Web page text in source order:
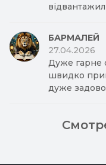
БАРМАЛЕЙ
27.04.2026
Дуже гарне
швидко
дуже